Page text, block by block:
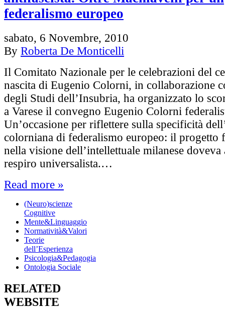
federalismo europeo
sabato, 6 Novembre, 2010
By Roberta De Monticelli
Il Comitato Nazionale per le celebrazioni del
nascita di Eugenio Colorni, in collaborazione
degli Studi dell’Insubria, ha organizzato lo
a Varese il convegno Eugenio Colorni
Un’occasione per riflettere sulla specificità
colorniana di federalismo europeo: il progetto
nella visione dell’intellettuale milanese doveva
respiro universalista.…
Read more »
(Neuro)scienze
Cognitive
Mente&Linguaggio
Normatività&Valori
Teorie
dell’Esperienza
Psicologia&Pedagogia
Ontologia Sociale
RELATED
WEBSITE